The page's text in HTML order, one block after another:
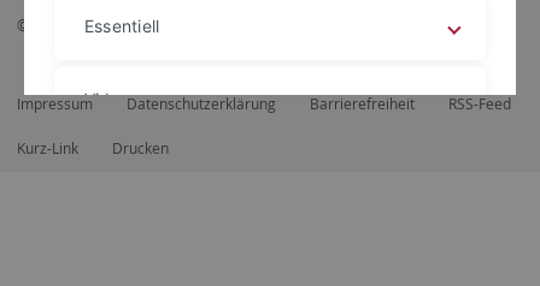
© 2026 Eberhard Karls Universität Tübingen, Tübingen
Impressum Datenschutzerklärung Barrierefreiheit RSS-Feed
Kurz-Link Drucken
Essentiell
Videos